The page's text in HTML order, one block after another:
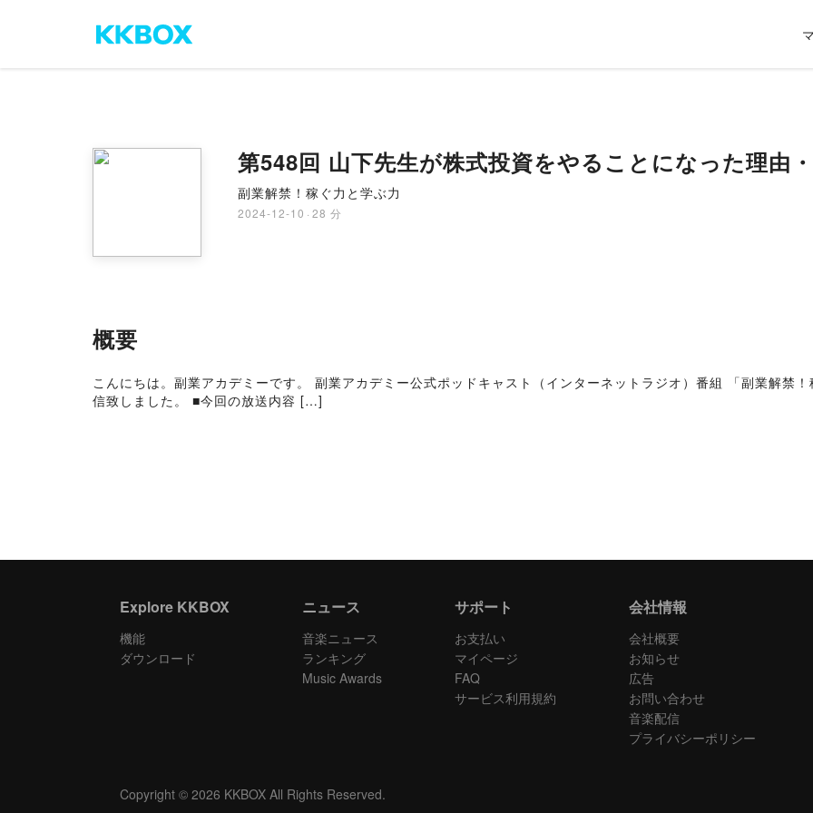
第548回 山下先生が株式投資をやることになった理由
副業解禁！稼ぐ力と学ぶ力
2024-12-10 · 28 分
概要
こんにちは。副業アカデミーです。 副業アカデミー公式ポッドキャスト（インターネットラジオ）番組 「副業解禁
信致しました。 ■今回の放送内容 […]
Explore KKBOX
機能
ダウンロード
ニュース
音楽ニュース
ランキング
Music Awards
サポート
お支払い
マイページ
FAQ
サービス利用規約
会社情報
会社概要
お知らせ
広告
お問い合わせ
音楽配信
プライバシーポリシー
Copyright © 2026 KKBOX All Rights Reserved.